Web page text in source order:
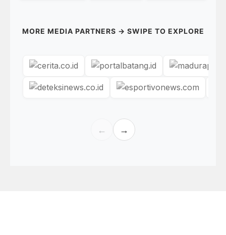
MORE MEDIA PARTNERS → SWIPE TO EXPLORE
← →